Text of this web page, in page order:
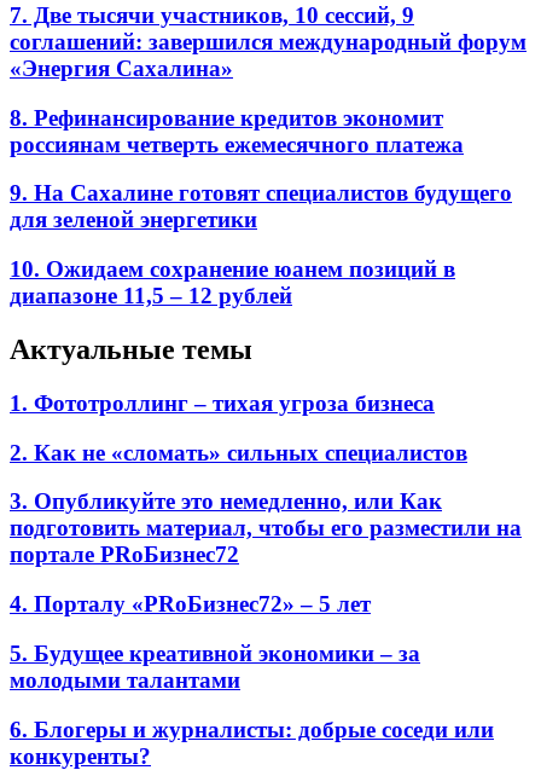
7. Две тысячи участников, 10 сессий, 9
соглашений: завершился международный форум
«Энергия Сахалина»
8. Рефинансирование кредитов экономит
россиянам четверть ежемесячного платежа
9. На Сахалине готовят специалистов будущего
для зеленой энергетики
10. Ожидаем сохранение юанем позиций в
диапазоне 11,5 – 12 рублей
Актуальные темы
1. Фототроллинг – тихая угроза бизнеса
2. Как не «сломать» сильных специалистов
3. Опубликуйте это немедленно, или Как
подготовить материал, чтобы его разместили на
портале PRоБизнес72
4. Порталу «PRоБизнес72» – 5 лет
5. Будущее креативной экономики – за
молодыми талантами
6. Блогеры и журналисты: добрые соседи или
конкуренты?